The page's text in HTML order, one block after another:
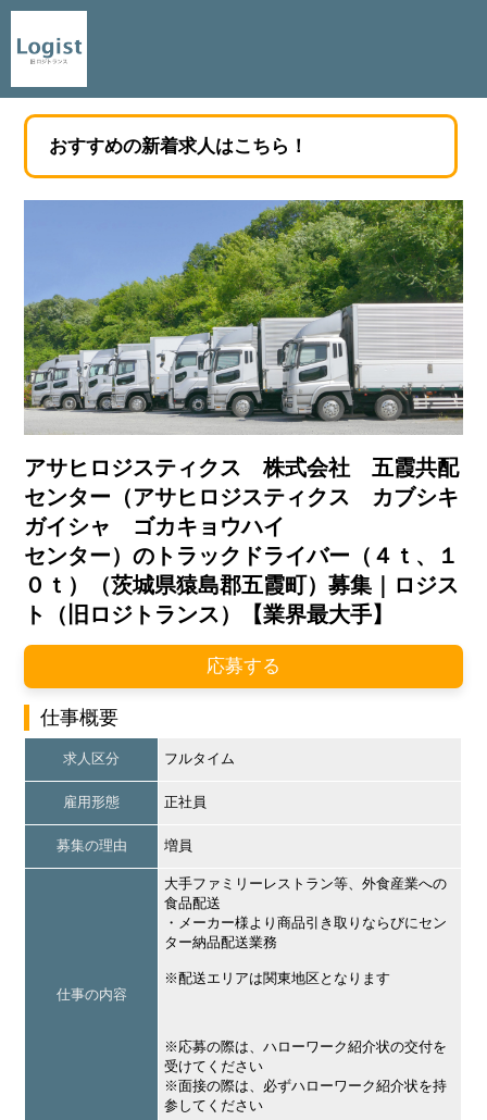
おすすめの新着求人はこちら！
アサヒロジスティクス 株式会社 五霞共配
センター（アサヒロジスティクス カブシキ
ガイシャ ゴカキョウハイ
センター）のトラックドライバー（４ｔ、１
０ｔ）（茨城県猿島郡五霞町）募集｜ロジス
ト（旧ロジトランス）【業界最大手】
応募する
仕事概要
求人区分 フルタイム
雇用形態 正社員
募集の理由 増員
仕事の内容
大手ファミリーレストラン等、外食産業への
食品配送
・メーカー様より商品引き取りならびにセン
ター納品配送業務
※配送エリアは関東地区となります
※応募の際は、ハローワーク紹介状の交付を
受けてください
※面接の際は、必ずハローワーク紹介状を持
参してください